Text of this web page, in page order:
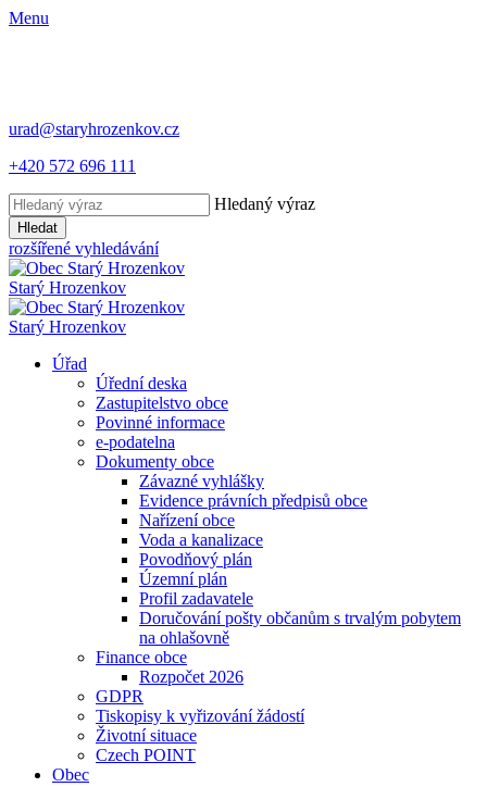
Menu
urad@staryhrozenkov.cz
+420 572 696 111
Hledaný výraz
Hledat
rozšířené vyhledávání
Starý Hrozenkov
Starý Hrozenkov
Úřad
Úřední deska
Zastupitelstvo obce
Povinné informace
e-podatelna
Dokumenty obce
Závazné vyhlášky
Evidence právních předpisů obce
Nařízení obce
Voda a kanalizace
Povodňový plán
Územní plán
Profil zadavatele
Doručování pošty občanům s trvalým pobytem
na ohlašovně
Finance obce
Rozpočet 2026
GDPR
Tiskopisy k vyřizování žádostí
Životní situace
Czech POINT
Obec